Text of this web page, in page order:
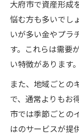
大府市で資産形成
悩む方も多いでし
いが多い金やプラ
す。これらは需要
い特徴があります。
また、地域ごとの
で、通常よりもお
市では季節ごとの
はのサービスが提